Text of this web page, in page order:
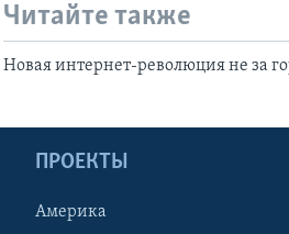
Читайте также
Новая интернет-революция не за
ПРОЕКТЫ
Америка